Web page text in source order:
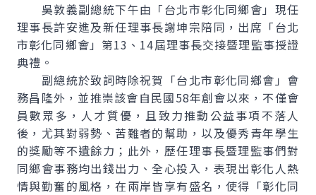
吳敦義副總統下午由「台北市彰化同鄉會」現任
理事長許安進及新任理事長謝坤宗陪同，出席「台北
市彰化同鄉會」第13、14屆理事長交接暨理監事授證
典禮。
副總統於致詞時除祝賀「台北市彰化同鄉會」會
務昌隆外，並推崇該會自民國58年創會以來，不僅會
員數眾多，人才質優，且致力推動公益事項不落人
後，尤其對弱勢、苦難者的幫助，以及優秀青年學生
的獎勵等不遺餘力；此外，歷任理事長暨理監事們對
同鄉會事務均出錢出力、全心投入，表現出彰化人熱
情與勤奮的風格，在兩岸皆享有盛名，使得「彰化同